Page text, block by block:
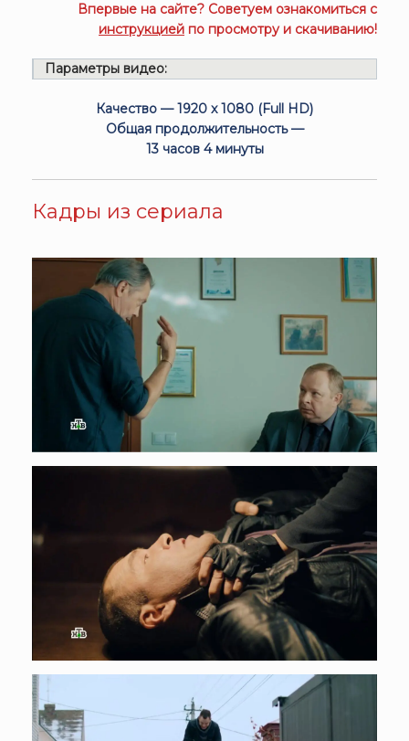
Впервые на сайте? Советуем ознакомиться с
инструкцией по просмотру и скачиванию!
Параметры видео:
Качество — 1920 x 1080 (Full HD)
Общая продолжительность —
13 часов 4 минуты
Кадры из сериала